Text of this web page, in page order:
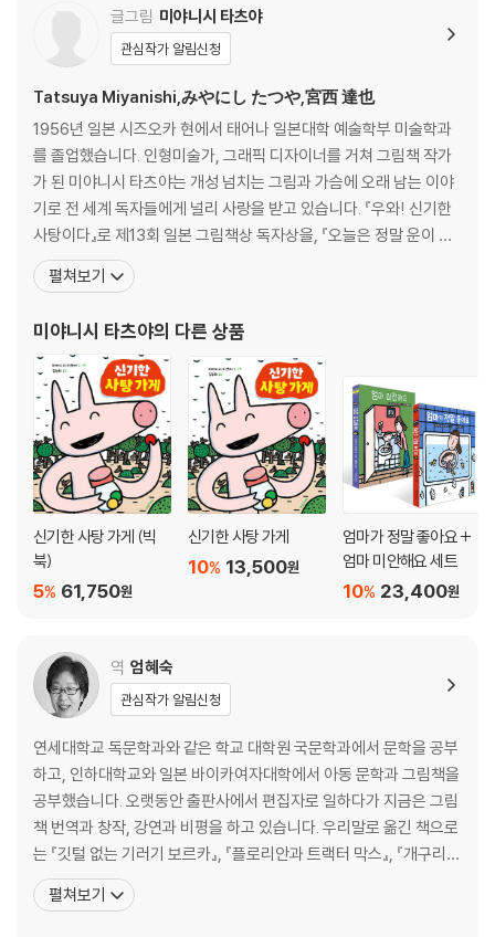
글그림 미야니시 타츠야
관심작가 알림신청
Tatsuya Miyanishi,みやにし たつや,宮西 達也
1956년 일본 시즈오카 현에서 태어나 일본대학 예술학부 미술학과
를 졸업했습니다. 인형미술가, 그래픽 디자이너를 거쳐 그림책 작가
가 된 미야니시 타츠야는 개성 넘치는 그림과 가슴에 오래 남는 이야
기로 전 세계 독자들에게 널리 사랑을 받고 있습니다. 『우와! 신기한
사탕이다』로 제13회 일본 그림책상 독자상을, 『오늘은 정말 운이 좋
은걸』, 『누구 젖?』으로 고단샤 출판문화상을, 『고 녀석 맛있겠다』로
‘겐부치 그림책 마을’ 대상을 수상했습니다. 작품으로는 「고 녀석 맛
『저승사자와 고 녀석들』, 『신기한
펼쳐보기
미야니시 타츠야의 다른 상품
신기한 사탕 가게 (빅
북)
61,750원
5%
신기한 사탕 가게
13,500원
10%
엄마가 정말 좋아요 +
엄마 미안해요 세트
23,400원
10%
역 엄혜숙
관심작가 알림신청
연세대학교 독문학과와 같은 학교 대학원 국문학과에서 문학을 공부
하고, 인하대학교와 일본 바이카여자대학에서 아동 문학과 그림책을
공부했습니다. 오랫동안 출판사에서 편집자로 일하다가 지금은 그림
책 번역과 창작, 강연과 비평을 하고 있습니다. 우리말로 옮긴 책으로
는 『깃털 없는 기러기 보르카』, 『플로리안과 트랙터 막스』, 『개구리와
두꺼비는 친구』, 『이름 없는 나라에서 온 스케치』, 『비에도 지지 않
고』, 『은하 철도의 밤』, 『작가』, 『끝까지 제대로』 등이 있습니다. 쓴 책
펼쳐보기